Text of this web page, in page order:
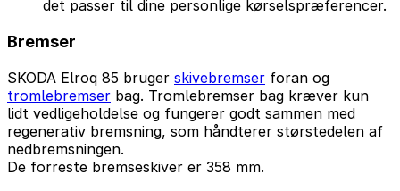
det passer til dine personlige kørselspræferencer.
Bremser
SKODA Elroq 85 bruger skivebremser foran og
tromlebremser bag. Tromlebremser bag kræver kun
lidt vedligeholdelse og fungerer godt sammen med
regenerativ bremsning, som håndterer størstedelen af
nedbremsningen.
De forreste bremseskiver er 358 mm.